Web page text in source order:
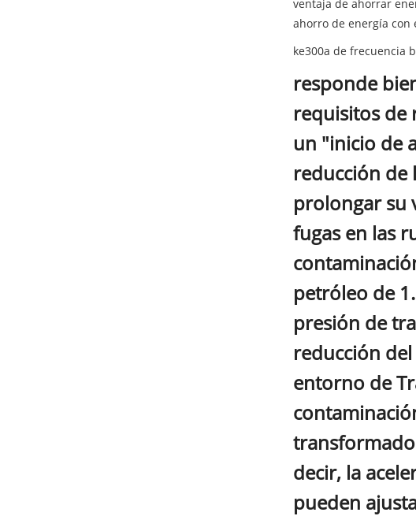
ventaja de ahorrar
ahorro de energía con
ke300a de frecuencia
responde
requisitos de
un "inicio de
reducción de
prolongar su
fugas en las
petróleo de
presión de
reducción
entorno de
decir, la
pueden